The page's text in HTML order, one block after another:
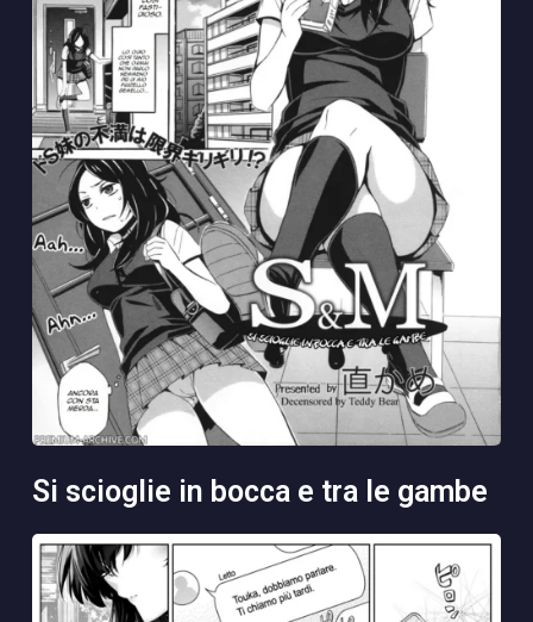
si scioglie in bocca e tra le gambe